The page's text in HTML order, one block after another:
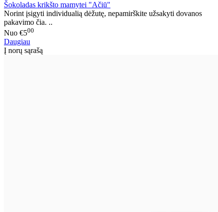
Šokoladas krikšto mamytei "Ačiū"
Norint įsigyti individualią dėžutę, nepamirškite užsakyti dovanos
pakavimo čia. ..
Nuo €500
Daugiau
Į norų sąrašą